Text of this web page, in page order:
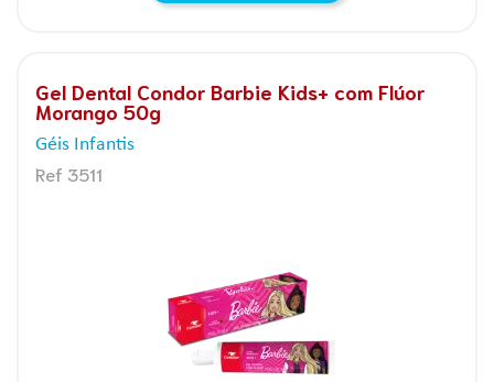
Gel Dental Condor Barbie Kids+ com Flúor
Morango 50g
Géis Infantis
Ref 3511